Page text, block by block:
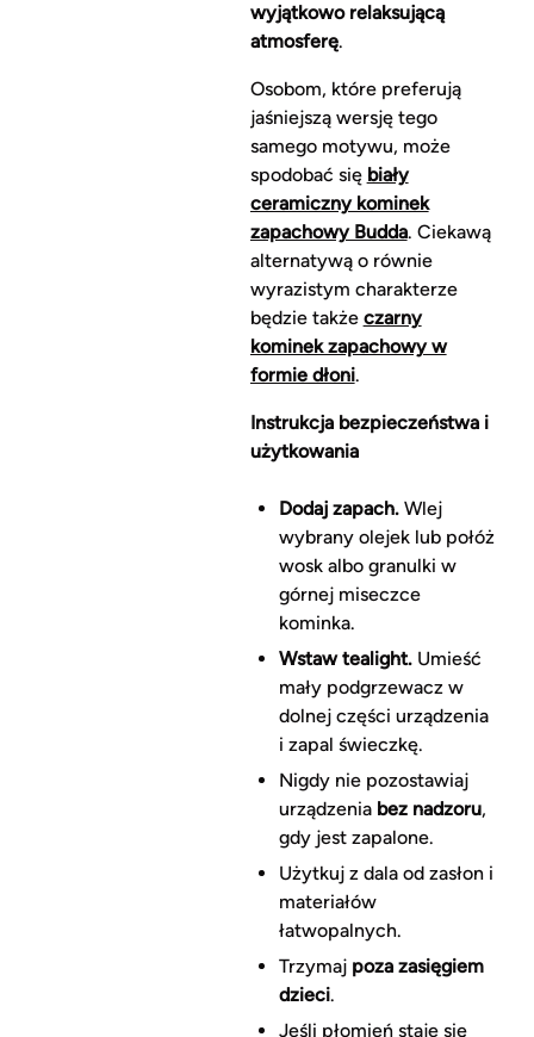
wyjątkowo relaksującą
atmosferę.
Osobom, które preferują
jaśniejszą wersję tego
samego motywu, może
spodobać się biały
ceramiczny kominek
zapachowy Budda. Ciekawą
alternatywą o równie
wyrazistym charakterze
będzie także czarny
kominek zapachowy w
formie dłoni.
Instrukcja bezpieczeństwa i
użytkowania
Dodaj zapach.Wlej
wybrany olejek lub połóż
wosk albo granulki w
górnej miseczce
kominka.
Wstaw tealight.Umieść
mały podgrzewacz w
dolnej części urządzenia
i zapal świeczkę.
Nigdy nie pozostawiaj
urządzenia bez nadzoru,
gdy jest zapalone.
Użytkuj z dala od zasłon i
materiałów
łatwopalnych.
Trzymaj poza zasięgiem
dzieci.
Jeśli płomień staje się